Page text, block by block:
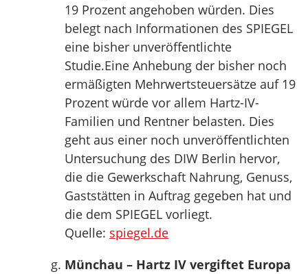
19 Prozent angehoben würden. Dies
belegt nach Informationen des SPIEGEL
eine bisher unveröffentlichte
Studie.Eine Anhebung der bisher noch
ermäßigten Mehrwertsteuersätze auf 19
Prozent würde vor allem Hartz-IV-
Familien und Rentner belasten. Dies
geht aus einer noch unveröffentlichten
Untersuchung des DIW Berlin hervor,
die die Gewerkschaft Nahrung, Genuss,
Gaststätten in Auftrag gegeben hat und
die dem SPIEGEL vorliegt.
Quelle: spiegel.de
Münchau – Hartz IV vergiftet Europa